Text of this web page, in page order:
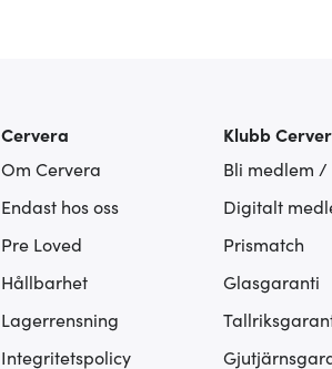
Cervera
Om Cervera
Endast hos oss
Pre Loved
Hållbarhet
Lagerrensning
Integritetspolicy
Klubb
Bli medlem /
Digitalt
Prismatch
Glasgaranti